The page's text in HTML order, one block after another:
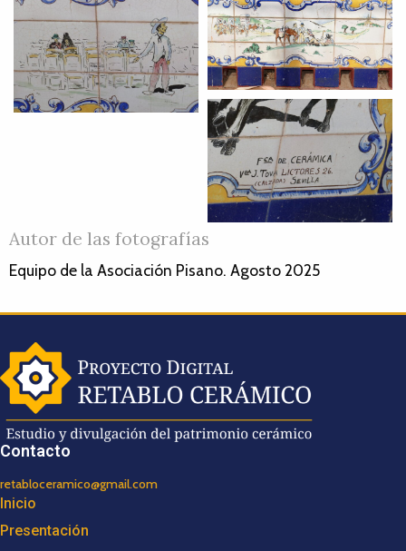
Autor de las fotografías
Equipo de la Asociación Pisano. Agosto 2025
Contacto
retabloceramico@gmail.com
Inicio
Presentación